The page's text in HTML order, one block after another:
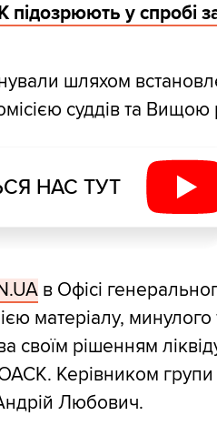
у спробі
шляхом
суддів та
НАС ТУТ
в Офісі
матеріалу,
своїм рішенням
Керівником групи
Любович.